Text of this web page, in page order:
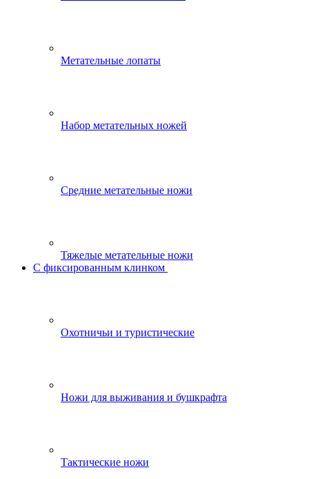
Метательные лопаты
Набор метательных ножей
Средние метательные ножи
Тяжелые метательные ножи
С фиксированным клинком
Охотничьи и туристические
Ножи для выживания и бушкрафта
Тактические ножи